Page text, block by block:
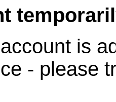
is
- please